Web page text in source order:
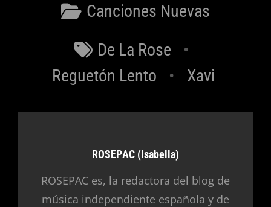
Categorías
Canciones Nuevas
Etiquetas
De La Rose
Reguetón Lento
Xavi
Autor:
ROSEPAC (Isabella)
ROSEPAC es, la redactora del blog de
música independiente española y de